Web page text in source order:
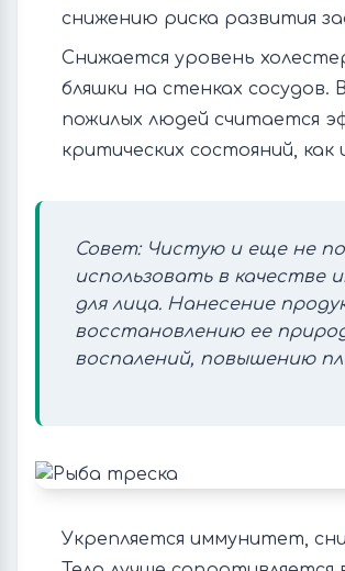
снижению риска развития
Снижается уровень
бляшки на стенках
пожилых людей считается
критических состояний,
Совет: Чистую и еще не
использовать в качестве
для лица. Нанесение
восстановлению ее
воспалений, повышению
Укрепляется иммунитет,